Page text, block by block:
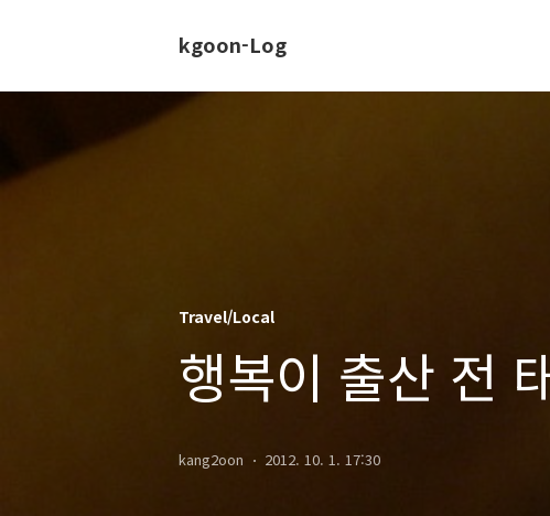
kgoon-Log
Travel/Local
행복이 출산 전
kang2oon 2012. 10. 1. 17:30